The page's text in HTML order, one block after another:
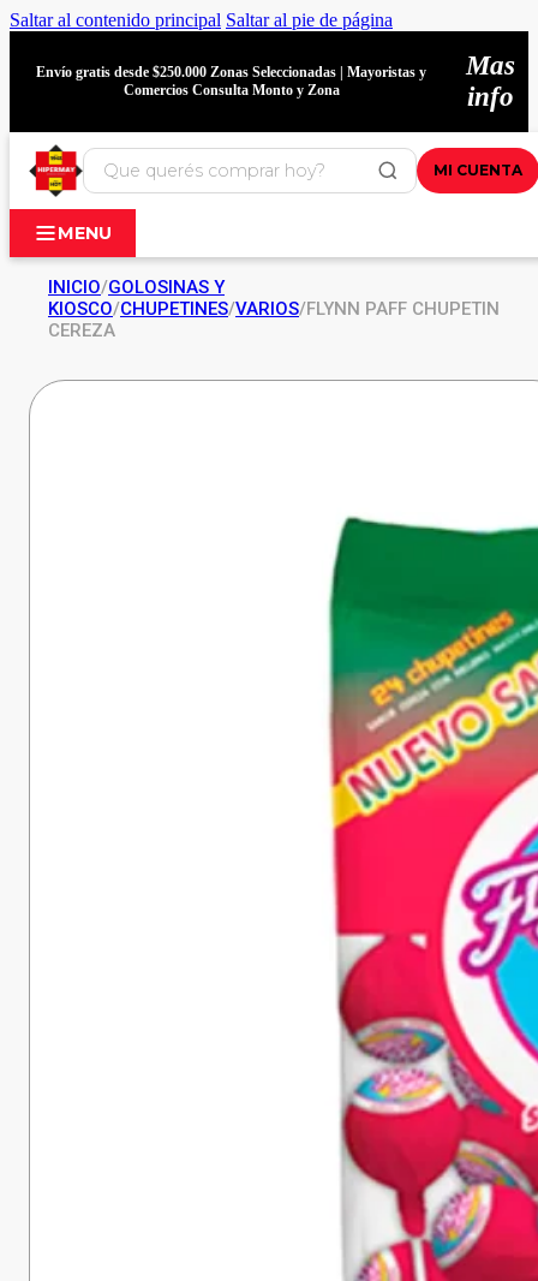
Saltar al contenido principal Saltar al pie de página
Envío gratis desde $250.000 Zonas Seleccionadas | Mayoristas y
Comercios Consulta Monto y Zona
Mas
info
MI CUENTA
MENU
INICIO/GOLOSINAS Y
KIOSCO/CHUPETINES/VARIOS/FLYNN PAFF CHUPETIN
CEREZA